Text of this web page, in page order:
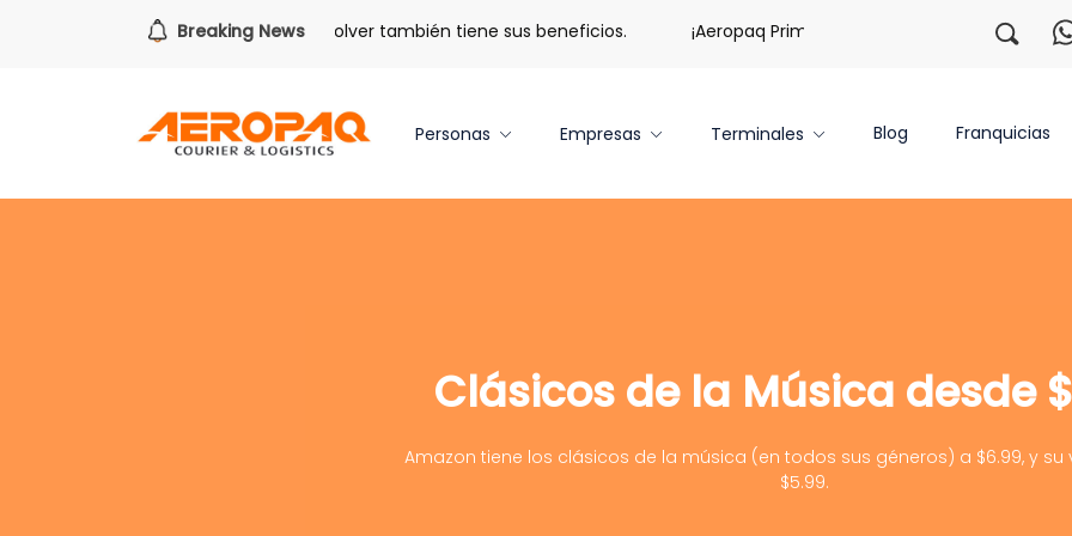
Breaking News
Para todo lo que viene. Volver también tiene sus beneficios. ¡Aeropaq Prime TE DA MÁS! ¡Regístrate
Personas Empresas Terminales Blog Franquicias
Clásicos de la Música desde
Amazon tiene los clásicos de la música (en todos sus géneros) a $6.99, y su
$5.99.